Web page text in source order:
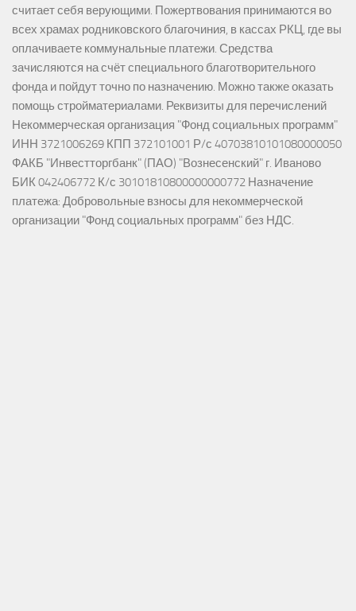
считает себя верующими. Пожертвования принимаются во
всех храмах родниковского благочиния, в кассах РКЦ, где вы
оплачиваете коммунальные платежи. Средства
зачисляются на счёт специального благотворительного
фонда и пойдут точно по назначению. Можно также оказать
помощь стройматериалами. Реквизиты для перечислений
Некоммерческая организация "Фонд социальных программ"
ИНН 3721006269 КПП 372101001 Р/с 40703810101080000050
ФАКБ "Инвестторгбанк" (ПАО) "Вознесенский" г. Иваново
БИК 042406772 К/с 30101810800000000772 Назначение
платежа: Добровольные взносы для некоммерческой
организации "Фонд социальных программ" без НДС.